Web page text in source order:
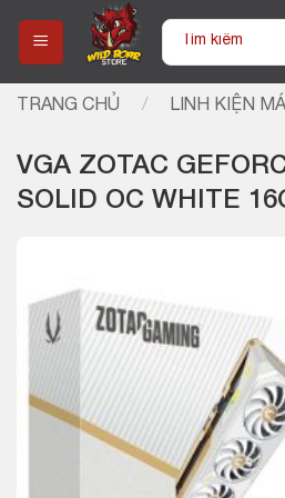
content
Tìm
TRANG CHỦ / LINH KIỆN
VGA ZOTAC
SOLID OC WHITE